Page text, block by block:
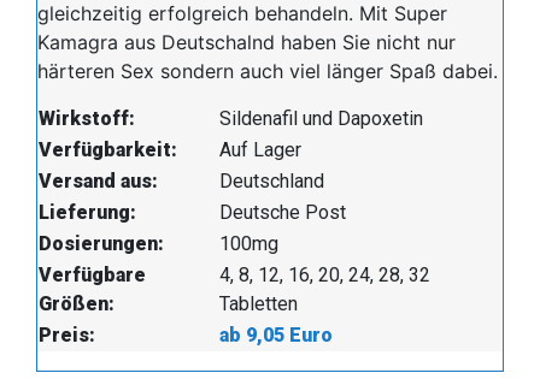
gleichzeitig erfolgreich behandeln. Mit Super
Kamagra aus Deutschalnd haben Sie nicht nur
härteren Sex sondern auch viel länger Spaß dabei.
Wirkstoff:
Sildenafil und Dapoxetin
Verfügbarkeit:
Auf Lager
Versand aus:
Deutschland
Lieferung:
Deutsche Post
Dosierungen:
100mg
Verfügbare
Größen:
4, 8, 12, 16, 20, 24, 28, 32
Tabletten
Preis:
ab 9,05 Euro